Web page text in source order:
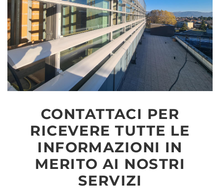
CONTATTACI PER
RICEVERE TUTTE LE
INFORMAZIONI IN
MERITO AI NOSTRI
SERVIZI